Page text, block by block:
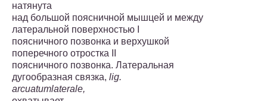
натянута
над большой поясничной мышцей и между
латеральной поверхностью I
поясничного поз­вонка и верхушкой
поперечного отростка II
поясничного позвон­ка. Латеральная
дугообразная связка, lig.
arcuatumlaterale,